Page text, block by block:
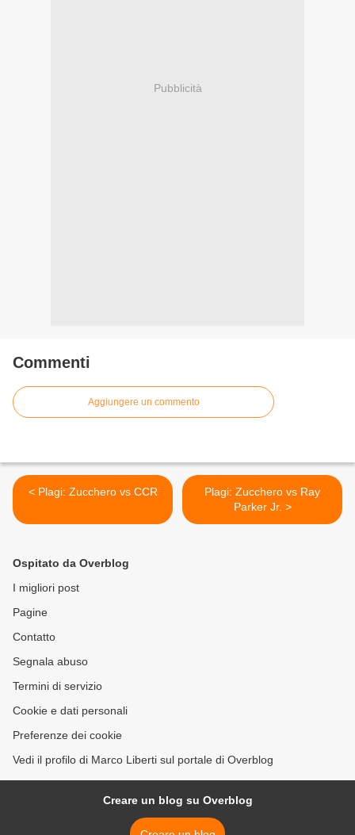
Pubblicità
Commenti
Aggiungere un commento
< Plagi: Zucchero vs CCR
Plagi: Zucchero vs Ray
Parker Jr. >
Ospitato da Overblog
I migliori post
Pagine
Contatto
Segnala abuso
Termini di servizio
Cookie e dati personali
Preferenze dei cookie
Vedi il profilo di Marco Liberti sul portale di Overblog
Creare un blog su Overblog